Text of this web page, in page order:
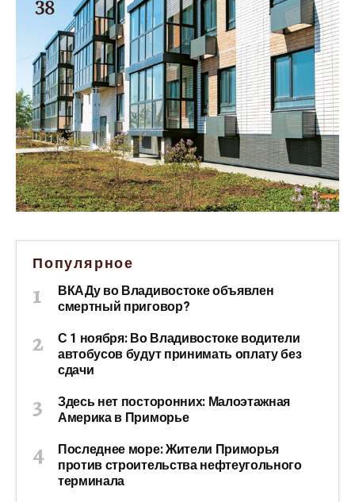
Популярное
ВКАДу во Владивостоке объявлен
смертный приговор?
С 1 ноября: Во Владивостоке водители
автобусов будут принимать оплату без
сдачи
Здесь нет посторонних: Малоэтажная
Америка в Приморье
Последнее море: Жители Приморья
против строительства нефтеугольного
терминала